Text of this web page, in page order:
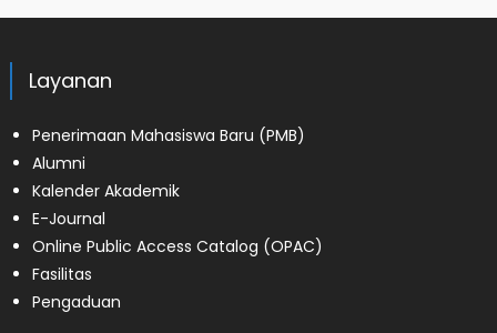
Layanan
Penerimaan Mahasiswa Baru (PMB)
Alumni
Kalender Akademik
E-Journal
Online Public Access Catalog (OPAC)
Fasilitas
Pengaduan